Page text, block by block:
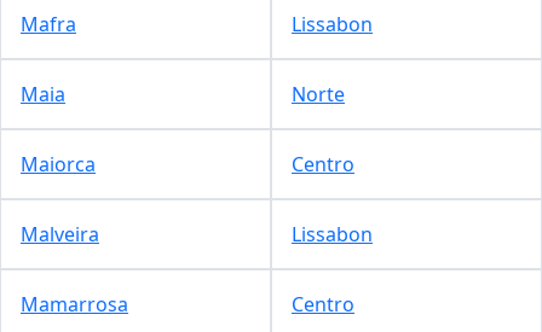
Mafra Lissabon
Maia Norte
Maiorca Centro
Malveira Lissabon
Mamarrosa Centro